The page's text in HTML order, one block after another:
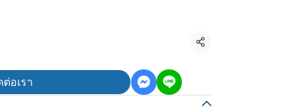
แชร์
อเรา